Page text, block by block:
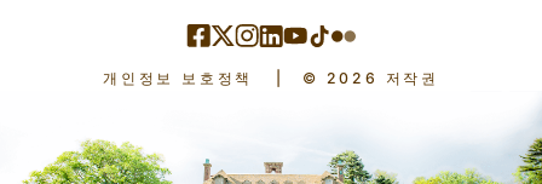
개인정보 보호정책 © 2026 저작권